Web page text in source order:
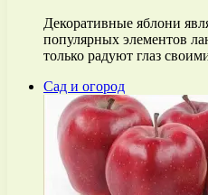
Декоративные яблони
популярных элементов
только радуют глаз
Сад и огород